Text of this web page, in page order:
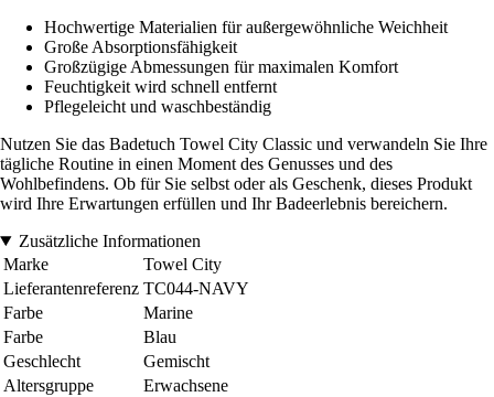
Hochwertige Materialien für außergewöhnliche Weichheit
Große Absorptionsfähigkeit
Großzügige Abmessungen für maximalen Komfort
Feuchtigkeit wird schnell entfernt
Pflegeleicht und waschbeständig
Nutzen Sie das Badetuch Towel City Classic und verwandeln Sie Ihre
tägliche Routine in einen Moment des Genusses und des
Wohlbefindens. Ob für Sie selbst oder als Geschenk, dieses Produkt
wird Ihre Erwartungen erfüllen und Ihr Badeerlebnis bereichern.
Zusätzliche Informationen
Marke
Towel City
Lieferantenreferenz TC044-NAVY
Farbe
Marine
Farbe
Blau
Geschlecht
Gemischt
Altersgruppe
Erwachsene